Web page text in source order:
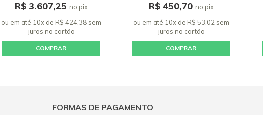
R$ 3.607,25 no pix
ou em até 10x de R$ 424,38 sem
juros no cartão
COMPRAR
R$ 450,70 no pix
ou em até 10x de R$ 53,02 sem
juros no cartão
COMPRAR
FORMAS DE PAGAMENTO